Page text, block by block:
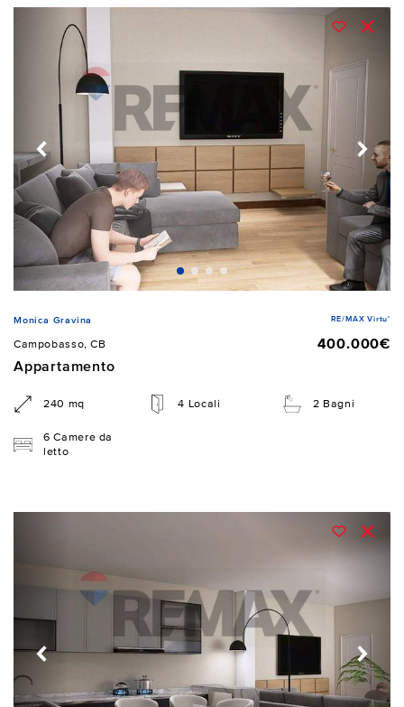
Monica Gravina RE/MAX Virtu'
Campobasso, CB
400.000€
Appartamento
240 mq 4 Locali 2 Bagni
6 Camere da
letto